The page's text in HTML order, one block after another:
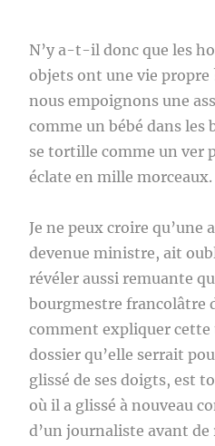
N’y a-t-il donc que les
objets ont une vie propre
nous empoignons une
comme un bébé dans les
se tortille comme un ver
éclate en mille morceaux.
Je ne peux croire qu’une
devenue ministre, ait
révéler aussi remuante
bourgmestre francolâtre
comment expliquer cette
dossier qu’elle serrait
glissé de ses doigts, est
où il a glissé à nouveau
d’un journaliste avant de